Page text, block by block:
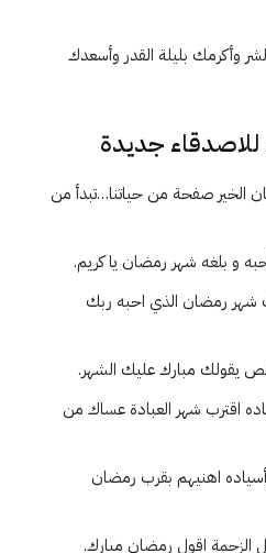
وأكرمك بليلة القدر وأسعدك
جديدة
الخير صفحة من حياتنا…تبدأ من
و بلغه شهر رمضان يا كريم.
شهر رمضان الذي احبه ربك
يقولك مبارك عليك الشهر.
اقترب شهر العبادة عساك من
اهنيهم بقرب رمضان
الزحمة اقول رمضان مبارك.